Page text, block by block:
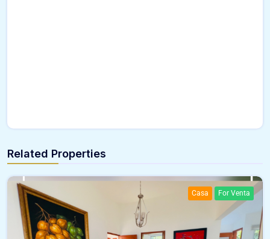
Related Properties
Casa For Venta